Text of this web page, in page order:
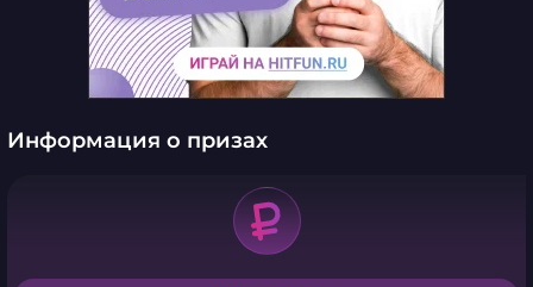
Информация о призах